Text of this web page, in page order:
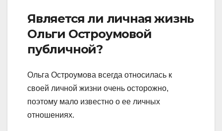
Является ли личная жизнь
Ольги Остроумовой
публичной?
Ольга Остроумова всегда относилась к
своей личной жизни очень осторожно,
поэтому мало известно о ее личных
отношениях.